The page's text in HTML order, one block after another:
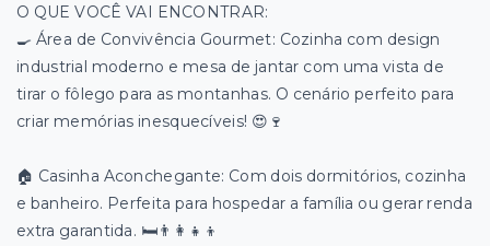
​O QUE VOCÊ VAI ENCONTRAR:
​🍳 Área de Convivência Gourmet: Cozinha com design
industrial moderno e mesa de jantar com uma vista de
tirar o fôlego para as montanhas. O cenário perfeito para
criar memórias inesquecíveis! 😍🍷
​🏠 Casinha Aconchegante: Com dois dormitórios, cozinha
e banheiro. Perfeita para hospedar a família ou gerar renda
extra garantida. 🛏️👨‍👩‍👧‍👦